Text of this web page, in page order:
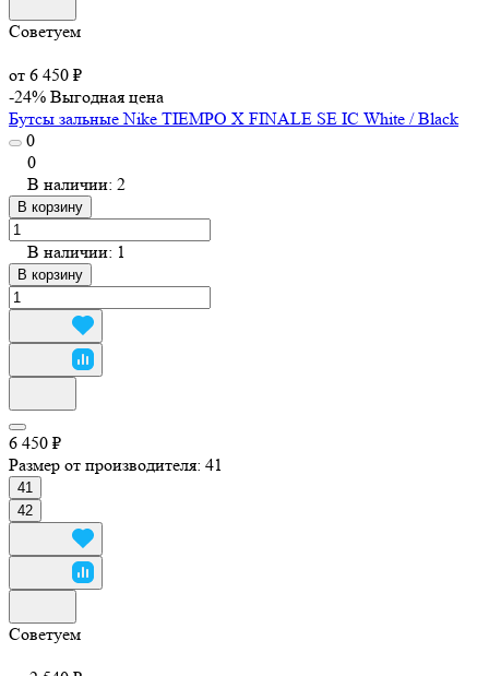
Советуем
от 6 450 ₽
-24% Выгодная цена
Бутсы зальные Nike TIEMPO X FINALE SE IC White / Black
0
0
В наличии: 2
В корзину
В наличии: 1
В корзину
6 450 ₽
Размер от производителя: 41
41
42
Советуем